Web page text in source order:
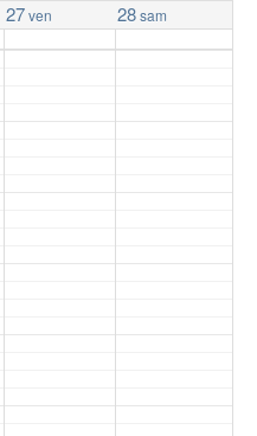
27 ven 28 sam